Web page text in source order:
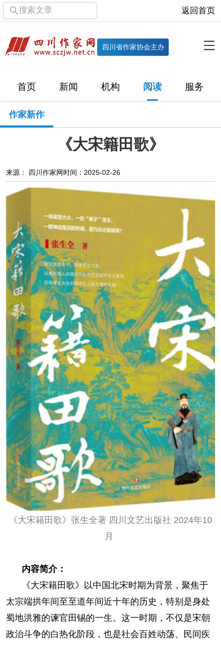
搜索文章 返回首页
四川省作家协会主办
首页 新闻 机构 阅读 服务
机构
直属单位 团体会员 主管社团 专门委员会
历届主席团
时政 文学动态
万千百十
阅读
小说 散文 文学评论
校园文学 其他阅读 文学访谈 作家新作
新书快讯
服务
入会须知 会员管理 文学奖项 报刊联盟
四川文学 星星诗刊 当代文坛 四川作家报
公告公示
公告公示 讣告 征稿启事 新会员发展名单
人事考试
专题专栏
作家新作
《大宋籍田歌》
来源： 四川作家网时间：2025-02-26
《大宋籍田歌》张生全著 四川文艺出版社 2024年10
月
内容简介：
《大宋籍田歌》以中国北宋时期为背景，聚焦于
太宗端拱年间至至道年间近十年的历史，特别是身处
蜀地洪雅的谏官田锡的一生。这一时期，不仅是宋朝
政治斗争的白热化阶段，也是社会百姓动荡、民间疾